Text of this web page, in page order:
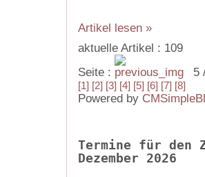
Artikel lesen »
aktuelle Artikel : 109
Seite :
5
[1] [2] [3] [4] [5] [6] [7] [8]
Powered by
Termine für den
Dezember 2026